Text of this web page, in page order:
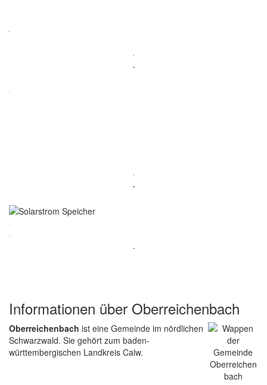
Informationen über Oberreichenbach
Oberreichenbach ist eine Gemeinde im nördlichen
Schwarzwald. Sie gehört zum baden-
württembergischen Landkreis Calw.